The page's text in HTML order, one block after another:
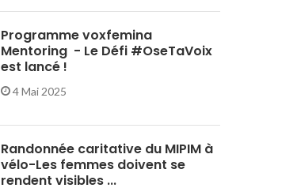
Programme voxfemina
Mentoring - Le Défi #OseTaVoix
est lancé !
4 Mai 2025
Randonnée caritative du MIPIM à
vélo-Les femmes doivent se
rendent visibles ...